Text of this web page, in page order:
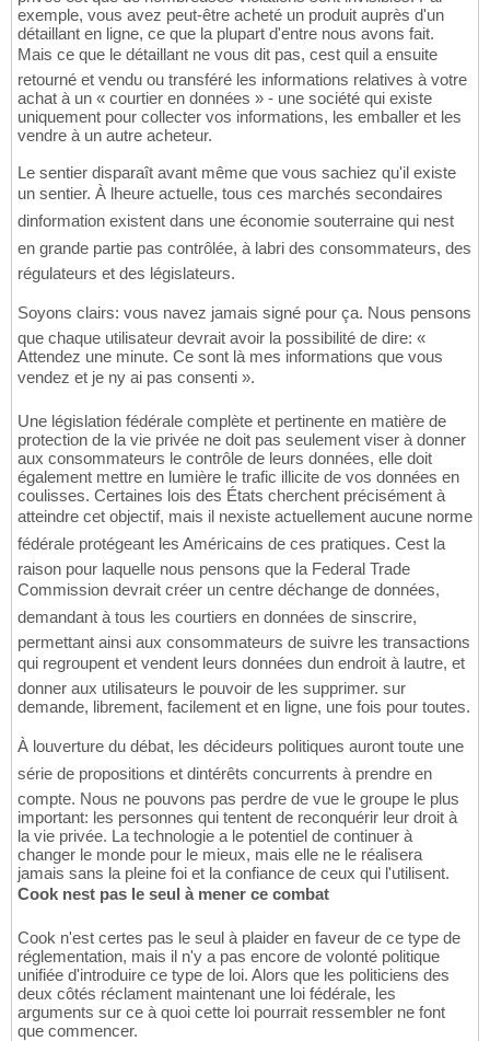
exemple, vous avez peut-être acheté un produit auprès d'un
détaillant en ligne, ce que la plupart d'entre nous avons fait.
Mais ce que le détaillant ne vous dit pas, cest quil a ensuite
retourné et vendu ou transféré les informations relatives à votre
achat à un « courtier en données » - une société qui existe
uniquement pour collecter vos informations, les emballer et les
vendre à un autre acheteur.
Le sentier disparaît avant même que vous sachiez qu'il existe
un sentier. À lheure actuelle, tous ces marchés secondaires
dinformation existent dans une économie souterraine qui nest
en grande partie pas contrôlée, à labri des consommateurs, des
régulateurs et des législateurs.
Soyons clairs: vous navez jamais signé pour ça. Nous pensons
que chaque utilisateur devrait avoir la possibilité de dire: «
Attendez une minute. Ce sont là mes informations que vous
vendez et je ny ai pas consenti ».
Une législation fédérale complète et pertinente en matière de
protection de la vie privée ne doit pas seulement viser à donner
aux consommateurs le contrôle de leurs données, elle doit
également mettre en lumière le trafic illicite de vos données en
coulisses. Certaines lois des États cherchent précisément à
atteindre cet objectif, mais il nexiste actuellement aucune norme
fédérale protégeant les Américains de ces pratiques. Cest la
raison pour laquelle nous pensons que la Federal Trade
Commission devrait créer un centre déchange de données,
demandant à tous les courtiers en données de sinscrire,
permettant ainsi aux consommateurs de suivre les transactions
qui regroupent et vendent leurs données dun endroit à lautre, et
donner aux utilisateurs le pouvoir de les supprimer. sur
demande, librement, facilement et en ligne, une fois pour toutes.
À louverture du débat, les décideurs politiques auront toute une
série de propositions et dintérêts concurrents à prendre en
compte. Nous ne pouvons pas perdre de vue le groupe le plus
important: les personnes qui tentent de reconquérir leur droit à
la vie privée. La technologie a le potentiel de continuer à
changer le monde pour le mieux, mais elle ne le réalisera
jamais sans la pleine foi et la confiance de ceux qui l'utilisent.
Cook nest pas le seul à mener ce combat
Cook n'est certes pas le seul à plaider en faveur de ce type de
réglementation, mais il n'y a pas encore de volonté politique
unifiée d'introduire ce type de loi. Alors que les politiciens des
deux côtés réclament maintenant une loi fédérale, les
arguments sur ce à quoi cette loi pourrait ressembler ne font
que commencer.